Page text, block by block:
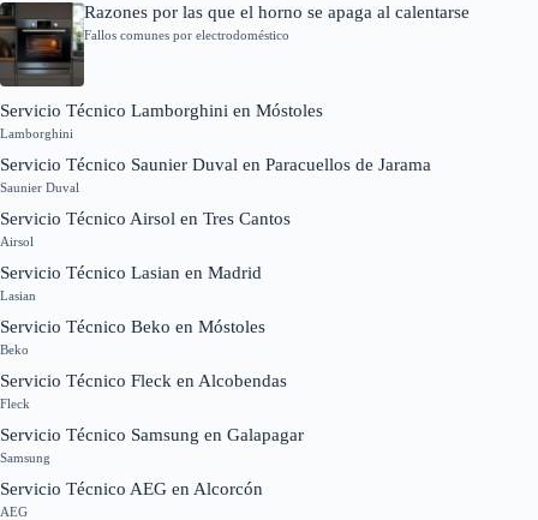
Razones por las que el horno se apaga al calentarse
Fallos comunes por electrodoméstico
Servicio Técnico Lamborghini en Móstoles
Lamborghini
Servicio Técnico Saunier Duval en Paracuellos de Jarama
Saunier Duval
Servicio Técnico Airsol en Tres Cantos
Airsol
Servicio Técnico Lasian en Madrid
Lasian
Servicio Técnico Beko en Móstoles
Beko
Servicio Técnico Fleck en Alcobendas
Fleck
Servicio Técnico Samsung en Galapagar
Samsung
Servicio Técnico AEG en Alcorcón
AEG